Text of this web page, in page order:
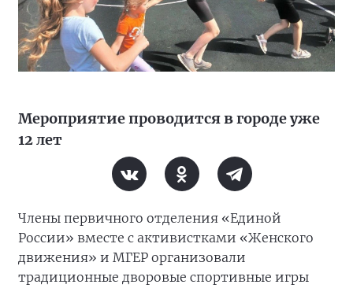
Мероприятие проводится в городе уже
12 лет
Члены первичного отделения «Единой
России» вместе с активистками «Женского
движения» и МГЕР организовали
традиционные дворовые спортивные игры